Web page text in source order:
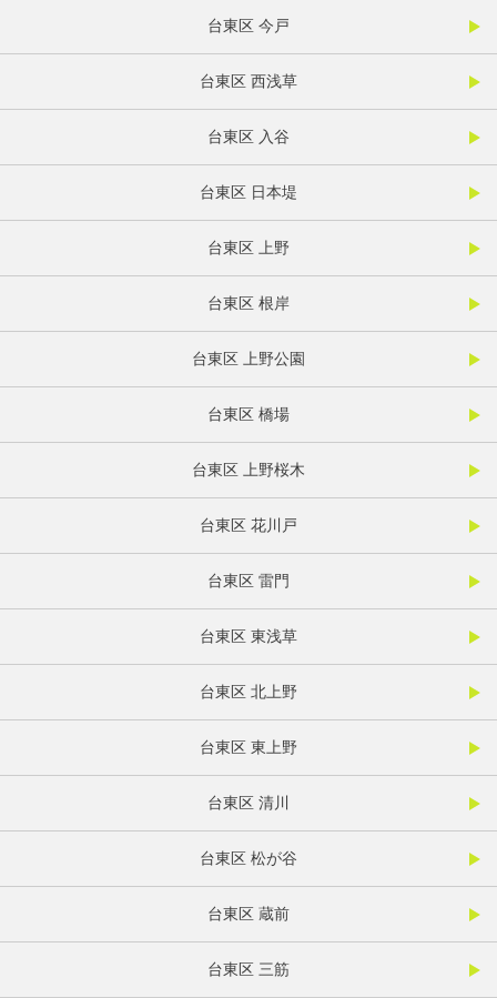
台東区 今戸
台東区 西浅草
台東区 入谷
台東区 日本堤
台東区 上野
台東区 根岸
台東区 上野公園
台東区 橋場
台東区 上野桜木
台東区 花川戸
台東区 雷門
台東区 東浅草
台東区 北上野
台東区 東上野
台東区 清川
台東区 松が谷
台東区 蔵前
台東区 三筋